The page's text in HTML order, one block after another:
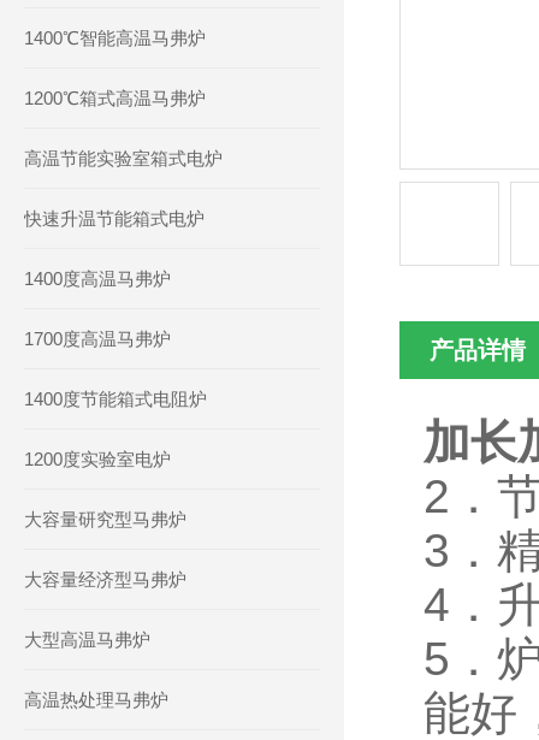
1400℃智能高温马弗炉
1200℃箱式高温马弗炉
高温节能实验室箱式电炉
快速升温节能箱式电炉
1400度高温马弗炉
1700度高温马弗炉
1400度节能箱式电阻炉
1200度实验室电炉
大容量研究型马弗炉
大容量经济型马弗炉
大型高温马弗炉
高温热处理马弗炉
产品详情
加长
2．
3．
4．
5．
能好